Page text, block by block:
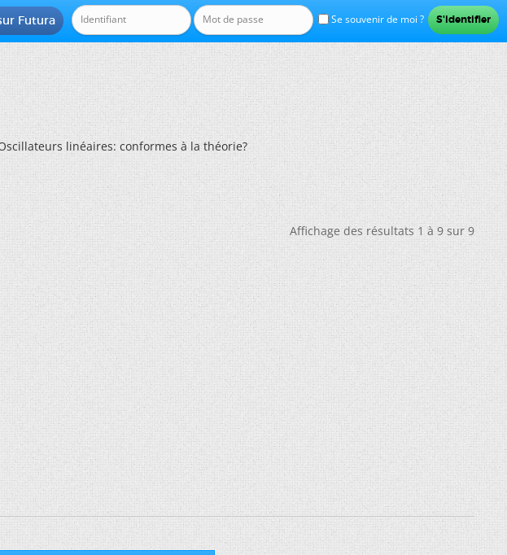
Se souvenir de moi ?
Futura
linéaires: conformes à la théorie?
Affichage des résultats 1 à 9 sur 9